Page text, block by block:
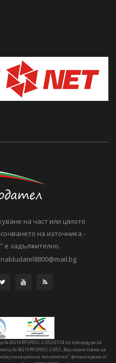
на част или цялото
на източника -
задължително.
nabludatel8800@mail.bg
№ BG16RFOP002-2.083-0574 по процедура за
№ BG16RFOP002-2.083 „Ваучерна схема за
технологии“, финансирана от